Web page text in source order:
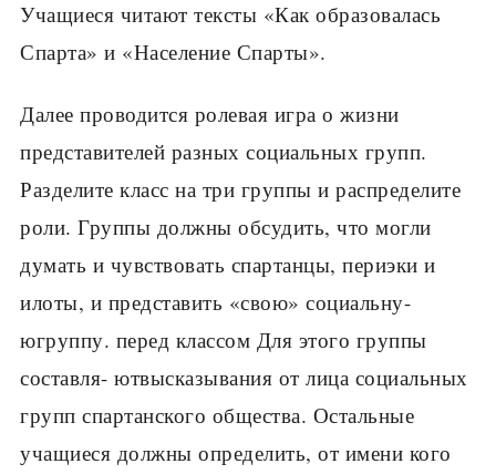
Учащиеся читают тексты «Как образовалась
Спар­та» и «Население Спарты».
Далее проводится ролевая игра о жизни
предста­вителей разных социальных групп.
Разделите класс на три группы и распределите
роли. Группы должны обсудить, что могли
думать и чувствовать спартанцы, периэки и
илоты, и представить «свою» социальну-
югруппу. перед классом Для этого группы
составля- ютвысказывания от лица социальных
групп спар­танского общества. Остальные
учащиеся должны определить, от имени кого